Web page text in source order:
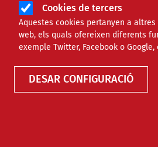
Cookies de tercers
Aquestes cookies pertanyen a
web, els quals ofereixen diferents
exemple Twitter, Facebook o Google,
DESAR CONFIGURACIÓ
Comparteix
F
a
X Compartir en
20/06/2024
Entitat redactora